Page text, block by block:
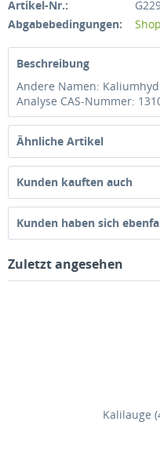
Artikel-Nr.:
Abgabebedingungen:
Beschreibung
Andere Namen:
Analyse CAS-Nummer:
Ähnliche Artikel
Kunden kauften auch
Kunden haben sich
Zuletzt angesehen
Kalilauge